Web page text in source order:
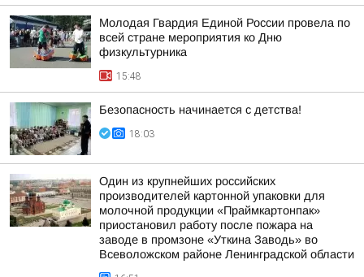
Молодая Гвардия Единой России провела по
всей стране мероприятия ко Дню
физкультурника
15:48
Безопасность начинается с детства!
18:03
Один из крупнейших российских
производителей картонной упаковки для
молочной продукции «Праймкартонпак»
приостановил работу после пожара на
заводе в промзоне «Уткина Заводь» во
Всеволожском районе Ленинградской области